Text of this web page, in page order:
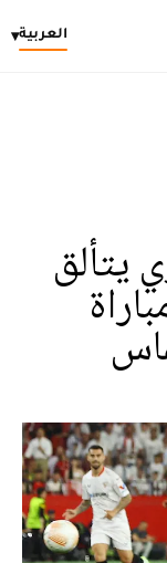
العربية▾
يتألق